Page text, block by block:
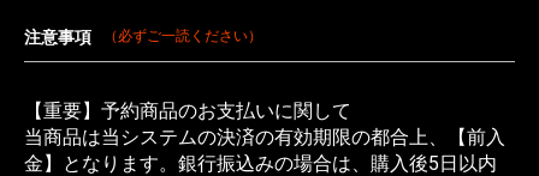
注意事項 （必ずご一読ください）
【重要】予約商品のお支払いに関して
当商品は当システムの決済の有効期限の都合上、【前入
金】となります。銀行振込みの場合は、購入後5日以内